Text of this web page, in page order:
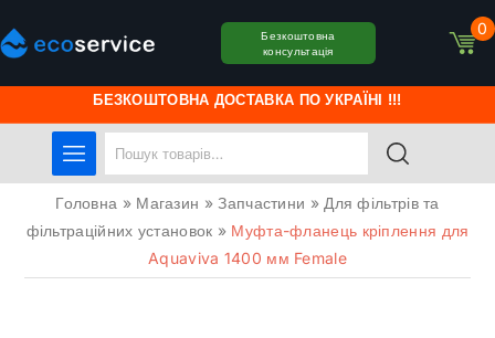
БЕЗКОШТОВНА ДОСТАВКА ПО УКРАЇНІ !!!
Безкоштовна
консультація
0
Головна » Магазин »Запчастини » Для фільтрів та
фільтраційних установок » Муфта-фланець кріплення для
Aquaviva 1400 мм Female